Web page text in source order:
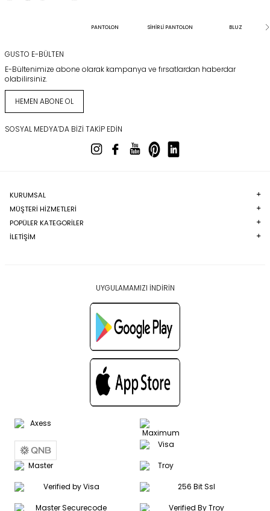
PANTOLON SİHİRLİ PANTOLON BLUZ
GUSTO E-BÜLTEN
E-Bültenimize abone olarak kampanya ve fırsatlardan haberdar
olabilirsiniz.
HEMEN ABONE OL
SOSYAL MEDYA’DA BIZI TAKIP EDIN
KURUMSAL
MÜŞTERI HIZMETLERI
POPÜLER KATEGORILER
İLETİŞİM
UYGULAMAMIZI İNDİRİN